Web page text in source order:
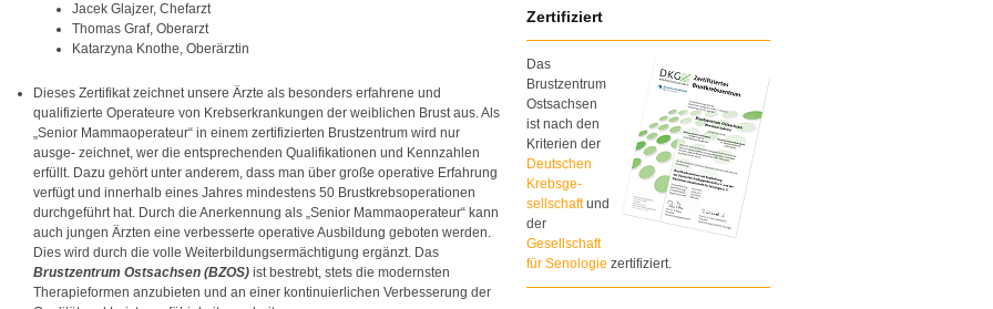
Jacek Glajzer, Chefarzt
Thomas Graf, Oberarzt
Katarzyna Knothe, Oberärztin
Dieses Zertifikat zeichnet unsere Ärzte als besonders erfahrene und
qualifizierte Operateure von Krebserkrankungen der weiblichen Brust aus. Als
„Senior Mammaoperateur“ in einem zertifizierten Brustzentrum wird nur
ausge- zeichnet, wer die entsprechenden Qualifikationen und Kennzahlen
erfüllt. Dazu gehört unter anderem, dass man über große operative Erfahrung
verfügt und innerhalb eines Jahres mindestens 50 Brustkrebsoperationen
durchgeführt hat. Durch die Anerkennung als „Senior Mammaoperateur“ kann
auch jungen Ärzten eine verbesserte operative Ausbildung geboten werden.
Dies wird durch die volle Weiterbildungsermächtigung ergänzt. Das
Brustzentrum Ostsachsen (BZOS) ist bestrebt, stets die modernsten
Therapieformen anzubieten und an einer kontinuierlichen Verbesserung der
Zertifiziert
Das
Brustzentrum
Ostsachsen
ist nach den
Kriterien der
Deutschen
Krebsge-
sellschaftund
der
Gesellschaft
für Senologie zertifiziert.